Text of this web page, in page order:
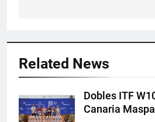
Related News
Dobles ITF
Canaria